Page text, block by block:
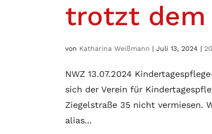
trotzt dem
von Katharina Weißmann |Juli 13, 2024 |
NWZ 13.07.2024
sich der Verein für
Ziegelstraße 35 nicht vermiesen.
alias...